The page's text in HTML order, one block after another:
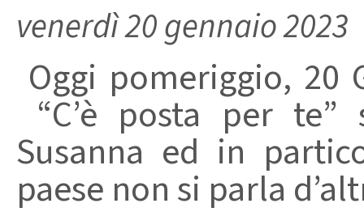
venerdì 20 gennaio 2023
Oggi pomeriggio,
“C’è posta per
Susanna ed in
paese non si parla